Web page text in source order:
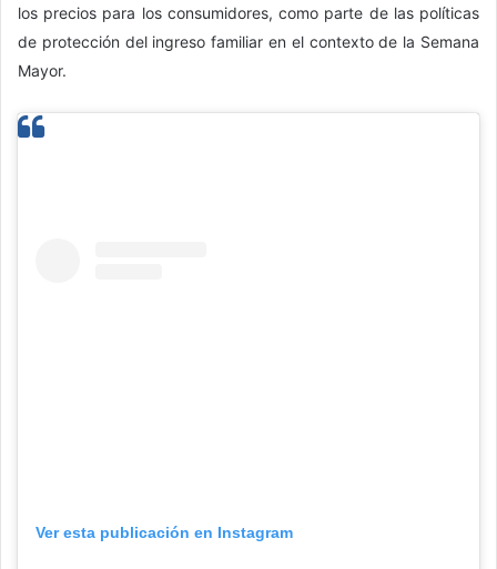
los precios para los consumidores, como parte de las políticas
de protección del ingreso familiar en el contexto de la Semana
Mayor.
Ver esta publicación en Instagram